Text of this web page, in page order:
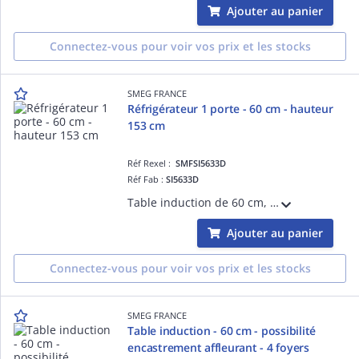
Ajouter au panier
Connectez-vous pour voir vos prix et les stocks
SMEG FRANCE
Réfrigérateur 1 porte - 60 cm - hauteur
153 cm
Réf Rexel :SMFSI5633D
Réf Fab :SI5633D
Table induction de 60 cm, Installation affleurante ou traditionnelle - ESTHÉTIQUE ET COMMANDES: Verre céramique Noir avec bord droit, Commandes Digi Touch (touches sensitives avec LED rouges)- FOYERS: 3 foyers induction avec booster, Foyer
Ajouter au panier
Connectez-vous pour voir vos prix et les stocks
SMEG FRANCE
Table induction - 60 cm - possibilité
encastrement affleurant - 4 foyers